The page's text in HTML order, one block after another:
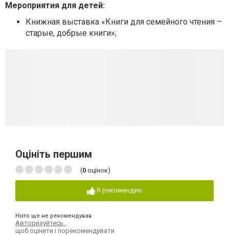
Мероприятия для детей:
Книжная выставка «Книги для семейного чтения –
старые, добрые книги»;
Оцініть першим
(0 оцінок)
Я рекомендую
Ніхто ще не рекомендував
Авторизуйтесь
щоб оцінити і порекомендувати